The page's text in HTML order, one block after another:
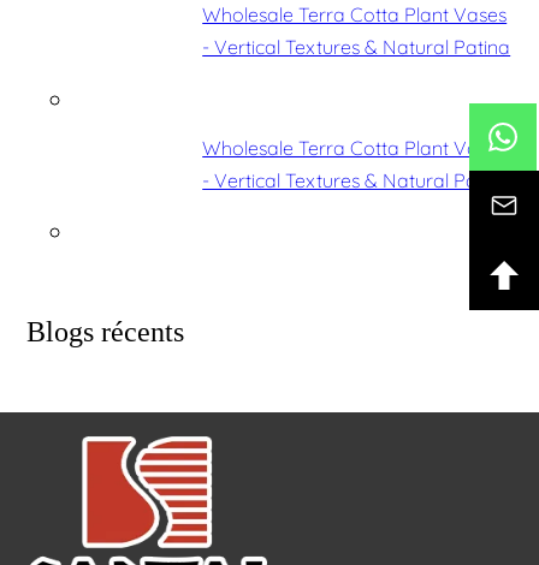
Wholesale Terra Cotta Plant Vases
- Vertical Textures & Natural Patina
Wholesale Terra Cotta Plant Vases
- Vertical Textures & Natural Patina
Blogs récents